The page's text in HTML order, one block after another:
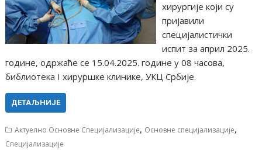
хирургије који су
пријавили
специјалистички
испит за април 2025.
године, одржаће се 15.04.2025. године у 08 часова,
библиотека I хируршке клинике, УКЦ Србије.
ДЕТАЉНИЈЕ
Актуелно Основне Специјализације, Основне специјализације,
Специјализације